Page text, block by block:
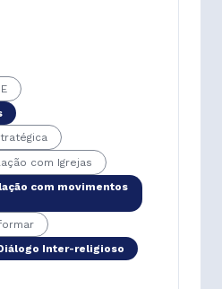
com Igrejas
com movimentos
Inter-religioso